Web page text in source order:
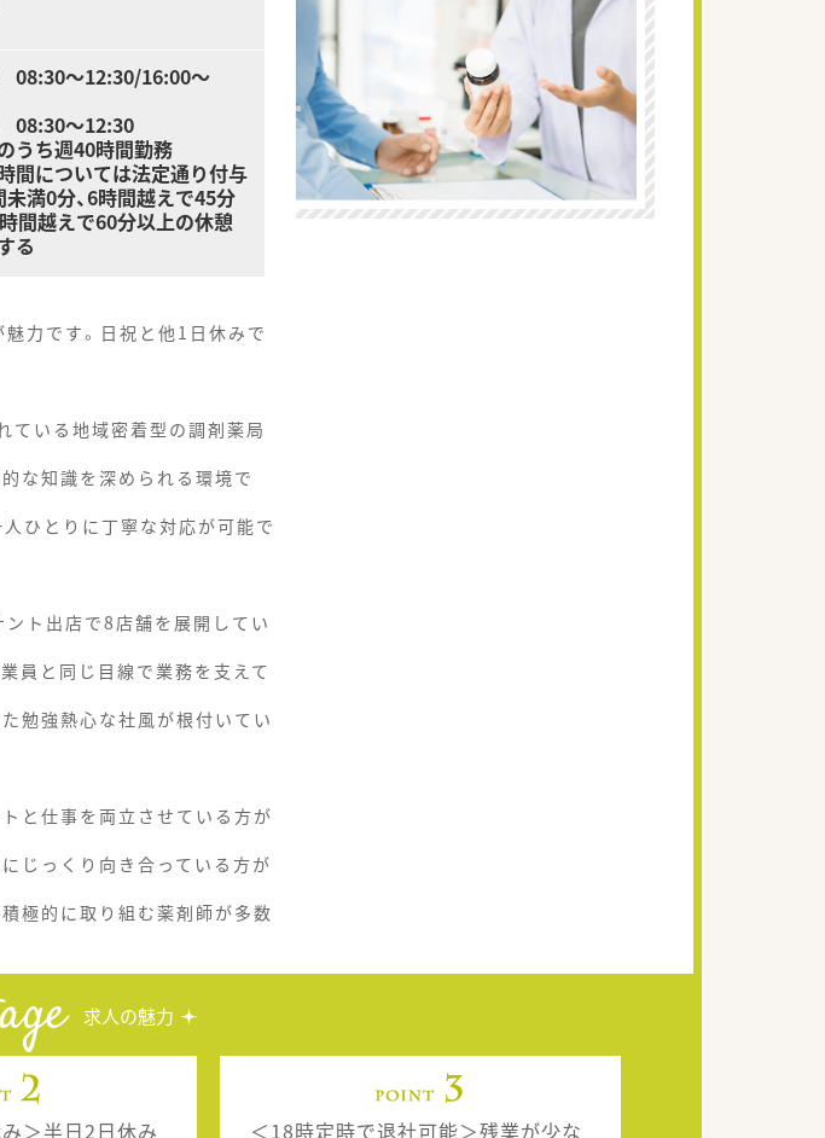
08:30～12:30/16:00～
08:30～12:30
うち週40時間勤務
間については法定通り付与
満0分、6時間越えで45分
間越えで60分以上の休憩
る
力です。日祝と他1日休みで
ている地域密着型の調剤薬局
な知識を深められる環境で
ひとりに丁寧な対応が可能で
ト出店で8店舗を展開してい
員と同じ目線で業務を支えて
勉強熱心な社風が根付いてい
と仕事を両立させている方が
じっくり向き合っている方が
極的に取り組む薬剤師が多数
求人の魅力
＞半日2日休み
＜18時定時で退社可能＞残業が少な